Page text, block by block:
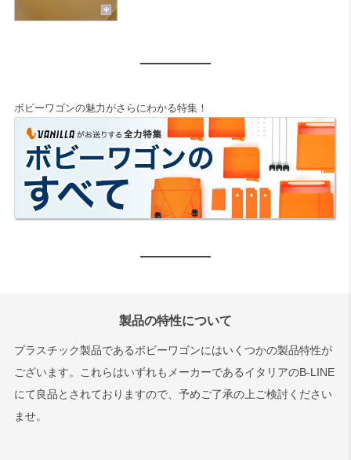
ボビーワゴンの魅力がさらにわかる特集！
製品の特性について
プラスチック製品であるボビーワゴンにはいくつかの製品特性が
ございます。これらはいずれもメーカーであるイタリアのB-LINE
にて良品とされておりますので、予めご了承の上ご検討ください
ませ。